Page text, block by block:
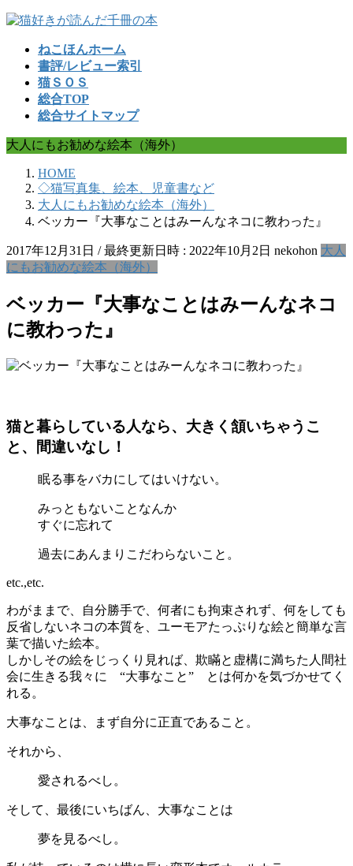
コ
キ
ッ
ナ
に
移
ねこほんホーム
書評/レビュー索引
猫ＳＯＳ
総合TOP
総合サイトマップ
大人にもお勧めな絵本（海外）
HOME
◇猫写真集、絵本、児童書など
大人にもお勧めな絵本（海外）
ベッカー『大事なことはみーんなネコに教わった』
2017年12月31日 / 最終更新日時 : 2022年10月2日 nekohon 大人
にもお勧めな絵本（海外）
ベッカー『大事なことはみーんなネコ
に教わった』
猫と暮らしている人なら、大きく頷いちゃうこ
と、間違いなし！
眠る事をバカにしてはいけない。
みっともないことなんか
すぐに忘れて
過去にあんまりこだわらないこと。
etc.,etc.
わがままで、自分勝手で、何者にも拘束されず、何をしても
反省しないネコの本質を、ユーモアたっぷりな絵と簡単な言
葉で描いた絵本。
しかしその絵をじっくり見れば、欺瞞と虚構に満ちた人間社
会に生きる我々に “大事なこと” とは何かを気づかせてく
れる。
大事なことは、まず自分に正直であること。
それから、
愛されるべし。
そして、最後にいちばん、大事なことは
夢を見るべし。